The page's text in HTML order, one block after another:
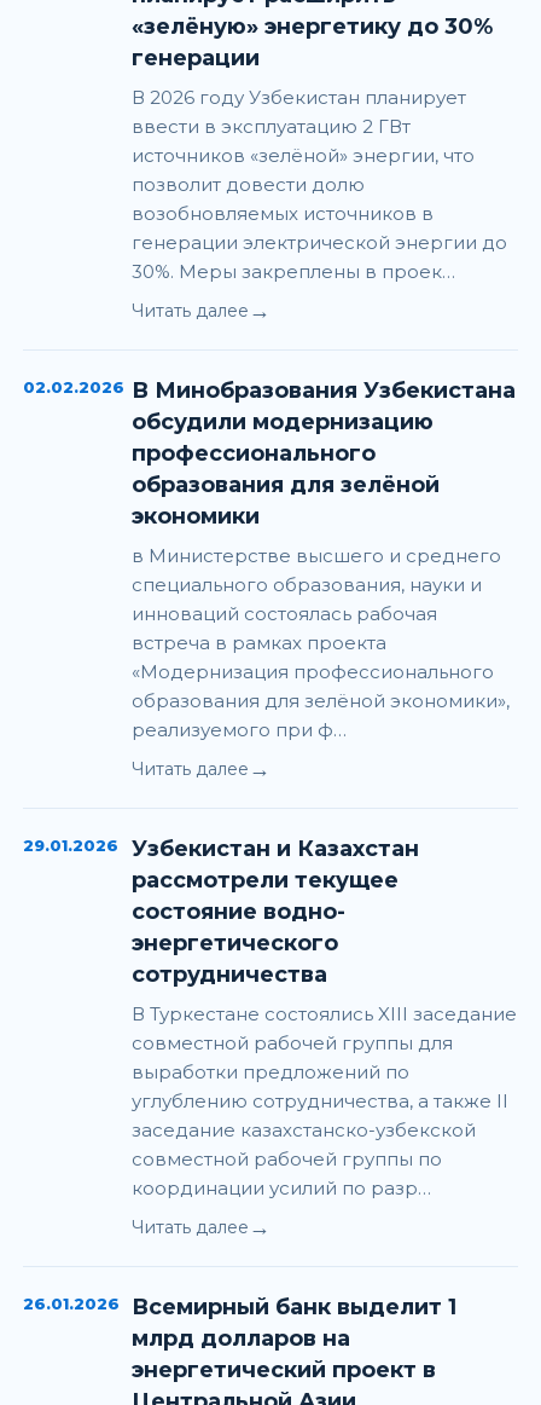
«зелёную» энергетику до 30%
генерации
В 2026 году Узбекистан планирует
ввести в эксплуатацию 2 ГВт
источников «зелёной» энергии, что
позволит довести долю
возобновляемых источников в
генерации электрической энергии до
30%. Меры закреплены в проек…
Читать далее →
02.02.2026 В Минобразования Узбекистана
обсудили модернизацию
профессионального
образования для зелёной
экономики
в Министерстве высшего и среднего
специального образования, науки и
инноваций состоялась рабочая
встреча в рамках проекта
«Модернизация профессионального
образования для зелёной экономики»,
реализуемого при ф…
Читать далее →
29.01.2026
Узбекистан и Казахстан
рассмотрели текущее
состояние водно-
энергетического
сотрудничества
В Туркестане состоялись XIII заседание
совместной рабочей группы для
выработки предложений по
углублению сотрудничества, а также II
заседание казахстанско-узбекской
совместной рабочей группы по
координации усилий по разр…
Читать далее →
26.01.2026
Всемирный банк выделит 1
млрд долларов на
энергетический проект в